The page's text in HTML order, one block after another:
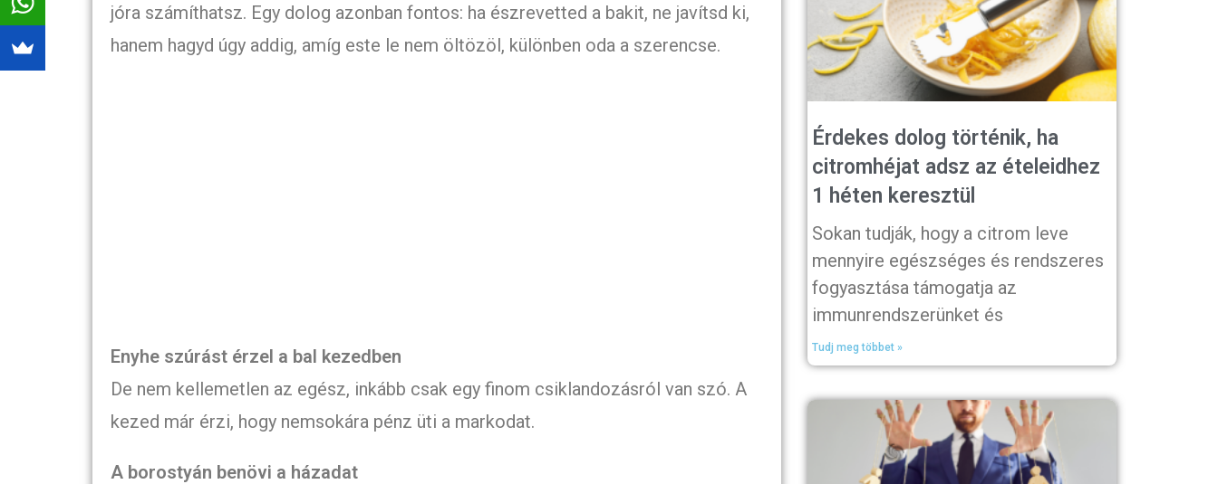
jóra számíthatsz. Egy dolog azonban fontos: ha észrevetted a bakit, ne javítsd ki,
hanem hagyd úgy addig, amíg este le nem öltözöl, különben oda a szerencse.
Enyhe szúrást érzel a bal kezedben
De nem kellemetlen az egész, inkább csak egy finom csiklandozásról van szó. A
kezed már érzi, hogy nemsokára pénz üti a markodat.
A borostyán benövi a házadat
Érdekes dolog történik, ha
citromhéjat adsz az ételeidhez
1 héten keresztül
Sokan tudják, hogy a citrom leve
mennyire egészséges és rendszeres
fogyasztása támogatja az
immunrendszerünket és
Tudj meg többet »